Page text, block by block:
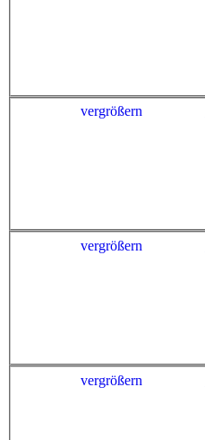
vergrößern
vergrößern
vergrößern